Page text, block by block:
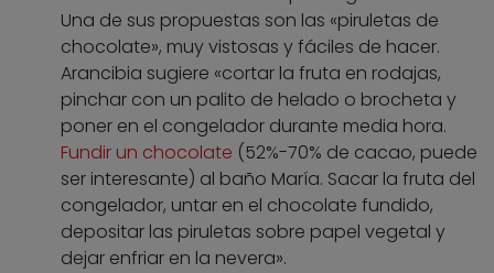
Una de sus propuestas son las «piruletas de
chocolate», muy vistosas y fáciles de hacer.
Arancibia sugiere «cortar la fruta en rodajas,
pinchar con un palito de helado o brocheta y
poner en el congelador durante media hora.
Fundir un chocolate (52%-70% de cacao, puede
ser interesante) al baño María. Sacar la fruta del
congelador, untar en el chocolate fundido,
depositar las piruletas sobre papel vegetal y
dejar enfriar en la nevera».